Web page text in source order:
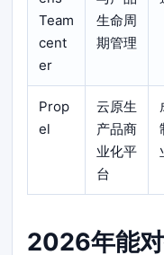
Team
cent
er
生命周
期管理
Prop
el
云原生
产品商
业化平
台
2026年能